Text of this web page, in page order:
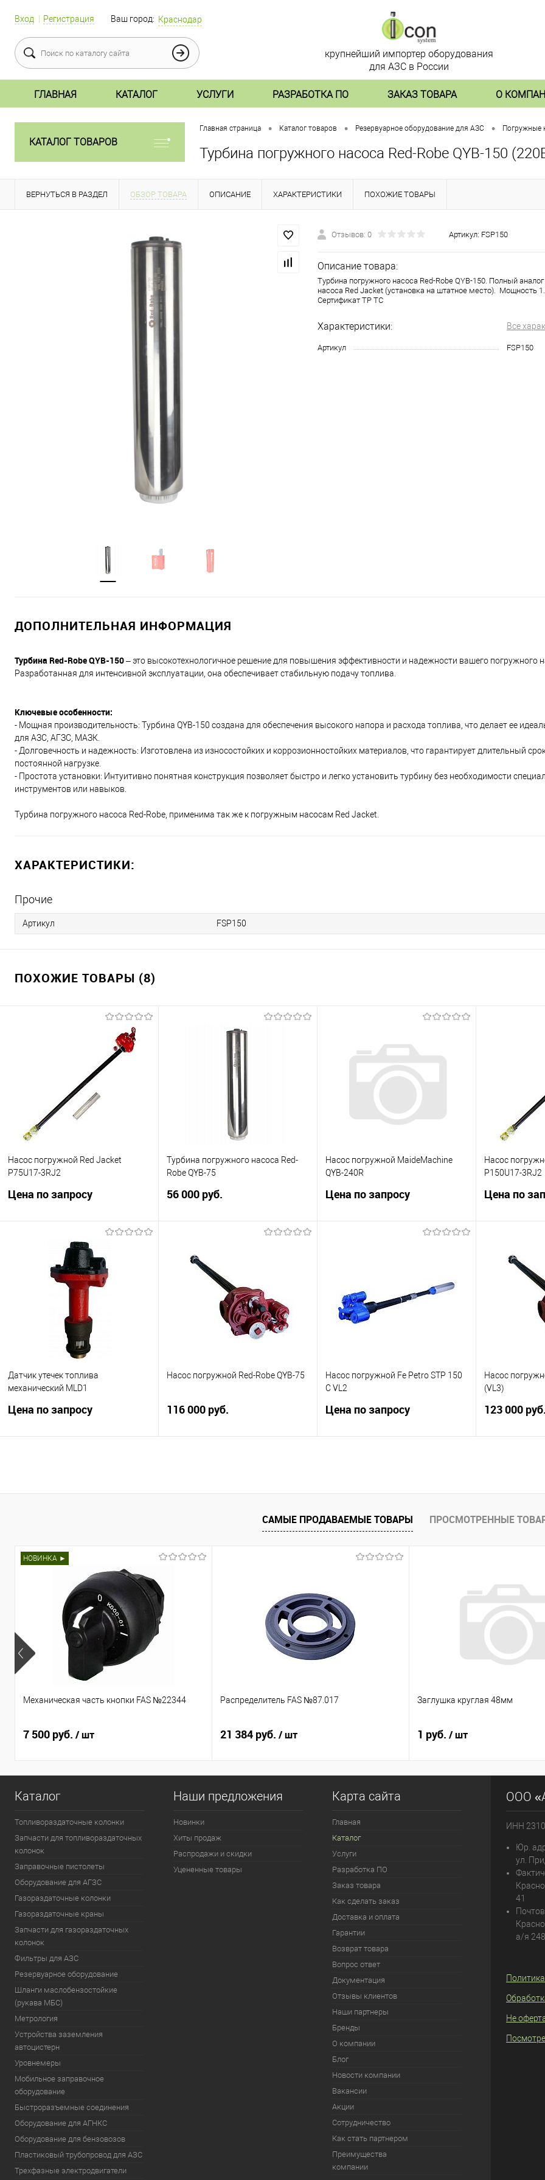
Вход Регистрация Ваш город: Краснодар
крупнейший импортер оборудования
для АЗС в России
ГЛАВНАЯ КАТАЛОГ УСЛУГИ РАЗРАБОТКА ПО ЗАКАЗ ТОВАРА О
КАТАЛОГ ТОВАРОВ
Главная страница • Каталог товаров • Резервуарное оборудование для АЗС • Погружные
Турбина погружного насоса Red-Robe QYB-150
ВЕРНУТЬСЯ В РАЗДЕЛ ОБЗОР ТОВАРА ОПИСАНИЕ ХАРАКТЕРИСТИКИ ПОХОЖИЕ ТОВАРЫ
Отзывов: 0 Артикул: FSP150
Описание товара:
Турбина погружного насоса Red-Robe QYB-150. Полный
насоса Red Jacket (установка на штатное место). Мощность
Сертификат ТР ТС
Характеристики: Все
Артикул FSP150
ДОПОЛНИТЕЛЬНАЯ ИНФОРМАЦИЯ
Турбина Red-Robe QYB-150– это высокотехнологичное решение для повышения эффективности и надежности вашего погружного
Разработанная для интенсивной эксплуатации, она обеспечивает стабильную подачу топлива.
Ключевые особенности:
- Мощная производительность: Турбина QYB-150 создана для обеспечения высокого напора и расхода топлива, что делает ее
для АЗС, АГЗС, МАЗК.
- Долговечность и надежность: Изготовлена из износостойких и коррозионностойких материалов, что гарантирует длительный
постоянной нагрузке.
- Простота установки: Интуитивно понятная конструкция позволяет быстро и легко установить турбину без необходимости
инструментов или навыков.
Турбина погружного насоса Red-Robe, применима так же к погружным насосам Red Jacket.
ХАРАКТЕРИСТИКИ:
Прочие
Артикул FSP150
ПОХОЖИЕ ТОВАРЫ (8)
Насос погружной Red Jacket
P75U17-3RJ2
Цена по запросу
Погружной турбинный Насос Red
Jacket P 75U17-3RJ2 мощностью
0,75 л./с. с установочным
комплектом. Производительность
при 10 PSI (7 бар) - 200 л/мин.
Запросить цену
Купить в 1 клик
В избранное
Турбина погружного насоса Red-
Robe QYB-75
56 000 руб.
Турбина погружного насоса Red-
Jacket (установка на штатное
место). Мощность 0,75
Подписаться
Насос погружной MaideMachine
QYB-240R
Цена по запросу
Купить в 1 клик
В избранное
Насос
P150U17-3RJ2
Цена по
Насос red
Длина насоса
Датчик утечек топлива
механический MLD1
Цена по запросу
В избранное
Насос погружной Red-Robe QYB-75
116 000 руб.
Купить в 1 клик
Сравнить
Насос погружной Fe Petro STP 150
C VL2
Цена по запросу
Производительность 360 л/мин.
Насос
(VL3)
123 000 руб.
САМЫЕ ПРОДАВАЕМЫЕ ТОВАРЫ ПРОСМОТРЕННЫЕ
НОВИНКА ►
Механическая часть кнопки FAS №22344
7 500 руб. / шт
Распределитель FAS №87.017
21 384 руб. / шт
Заглушка круглая 48мм
1 руб. / шт
Каталог
Топливораздаточные колонки
Запчасти для топливораздаточных
колонок
Заправочные пистолеты
Оборудование для АГЗС
Газораздаточные колонки
Газораздаточные краны
Запчасти для газораздаточных
колонок
Фильтры для АЗС
Резервуарное оборудование
Шланги маслобензостойкие
(рукава МБС)
Метрология
Устройства заземления
автоцистерн
Уровнемеры
Мобильное заправочное
оборудование
Быстроразъемные соединения
Оборудование для АГНКС
Оборудование для бензовозов
Пластиковый трубопровод для АЗС
Трехфазные электродвигатели
Наши предложения
Новинки
Хиты продаж
Распродажи и скидки
Уцененные товары
Карта сайта
Главная
Каталог
Услуги
Разработка ПО
Заказ товара
Как сделать заказ
Доставка и оплата
Гарантии
Возврат товара
Вопрос ответ
Документация
Отзывы клиентов
Наши партнеры
Бренды
О компании
Блог
Новости компании
Вакансии
Акции
Сотрудничество
Как стать партнером
Преимущества
компании
ООО
ИНН
Юр.
ул.
41
а/я
Не